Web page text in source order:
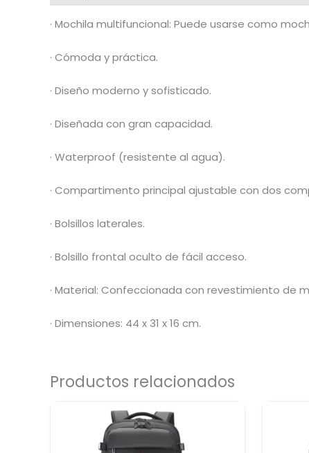
· Mochila multifuncional: Puede usarse como
· Cómoda y práctica.
· Diseño moderno y sofisticado.
· Diseñada con gran capacidad.
· Waterproof (resistente al agua).
· Compartimento principal ajustable con dos
· Bolsillos laterales.
· Bolsillo frontal oculto de fácil acceso.
· Material: Confeccionada con revestimiento de
· Dimensiones: 44 x 31 x 16 cm.
Productos relacionados